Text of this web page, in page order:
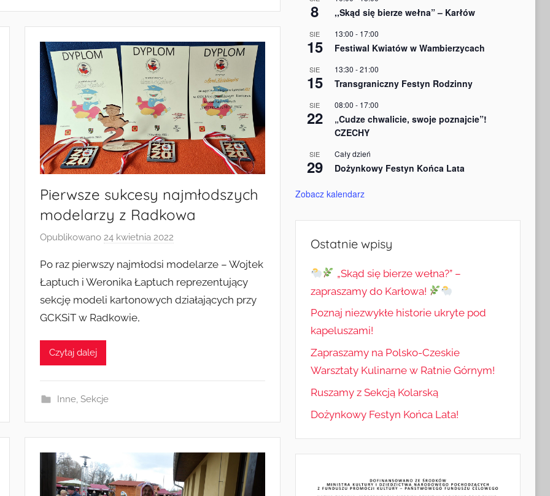
Pierwsze sukcesy najmłodszych
modelarzy z Radkowa
Opublikowano24 kwietnia 2022
z
e
z
Po raz pierwszy najmłodsi modelarze – Wojtek
Łaptuch i Weronika Łaptuch reprezentujący
sekcję modeli kartonowych działających przy
GCKSiT w Radkowie,
Czytaj dalej
Inne, Sekcje
8 ,,Skąd się bierze wełna” – Karłów
SIE
15
13:00 - 17:00
Festiwal Kwiatów w Wambierzycach
SIE
15
13:30 -21:00
Transgraniczny Festyn Rodzinny
SIE
22
08:00 - 17:00
„Cudze chwalicie, swoje poznajcie”!
CZECHY
SIE
29
Cały dzień
Dożynkowy Festyn Końca Lata
Zobacz kalendarz
Ostatnie wpisy
„Skąd się bierze wełna?” –
zapraszamy do Karłowa!
Poznaj niezwykłe historie ukryte pod
kapeluszami!
Zapraszamy na Polsko-Czeskie
Warsztaty Kulinarne w Ratnie Górnym!
Ruszamy z Sekcją Kolarską
Dożynkowy Festyn Końca Lata!